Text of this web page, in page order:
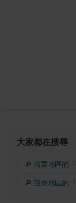
大家都在搜尋
🔎 苗栗地區的
🔎 苗栗地區的